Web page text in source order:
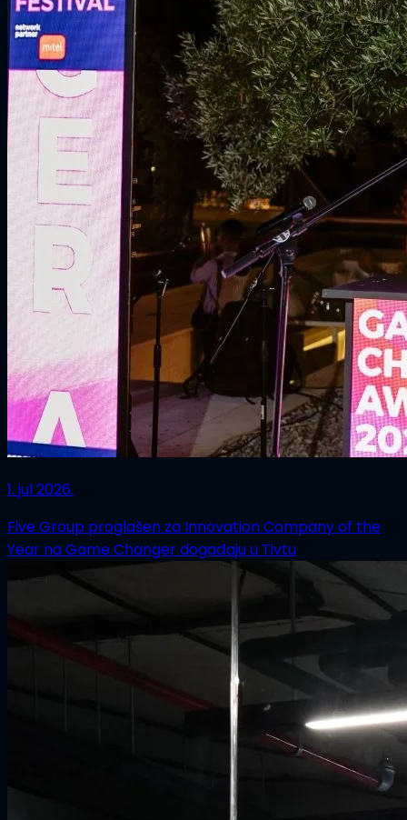
1. jul 2026.
Five Group proglašen za Innovation Company of the
Year na Game Changer događaju u Tivtu